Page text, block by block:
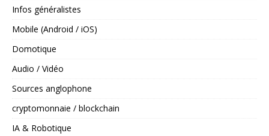
Infos généralistes
Mobile (Android / iOS)
Domotique
Audio / Vidéo
Sources anglophone
cryptomonnaie / blockchain
IA & Robotique